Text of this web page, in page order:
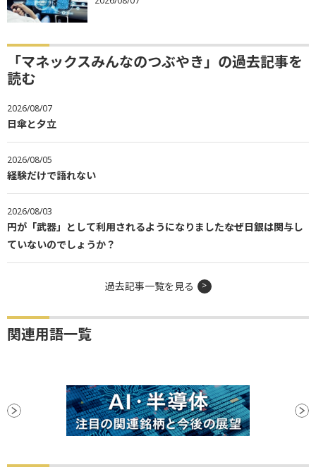
「マネックスみんなのつぶやき」の過去記事を
読む
2026/08/07
日傘と夕立
2026/08/05
経験だけで語れない
2026/08/03
円が「武器」として利用されるようになりました――なぜ日銀は関与し
ていないのでしょうか？
過去記事一覧を見る
関連用語一覧